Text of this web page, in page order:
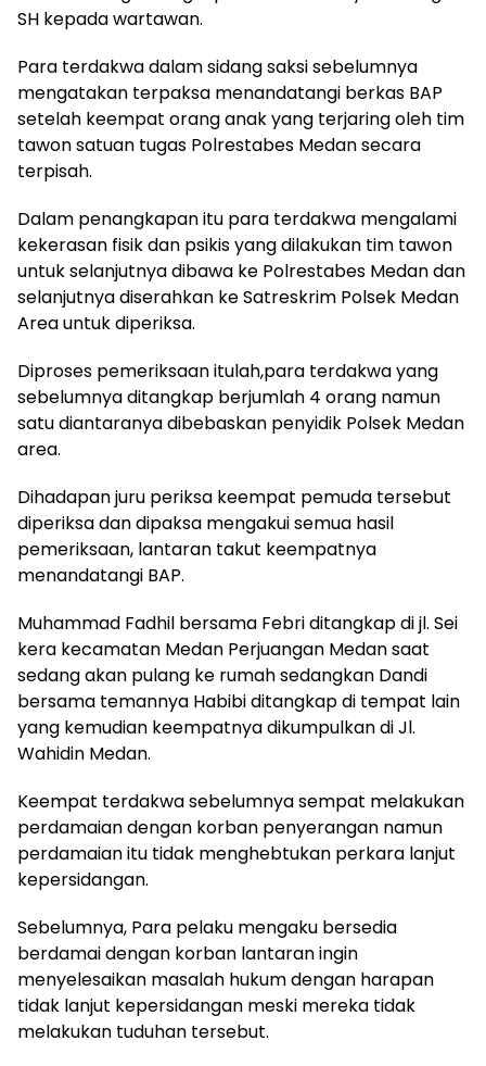
SH kepada wartawan.
Para terdakwa dalam sidang saksi sebelumnya
mengatakan terpaksa menandatangi berkas BAP
setelah keempat orang anak yang terjaring oleh tim
tawon satuan tugas Polrestabes Medan secara
terpisah.
Dalam penangkapan itu para terdakwa mengalami
kekerasan fisik dan psikis yang dilakukan tim tawon
untuk selanjutnya dibawa ke Polrestabes Medan dan
selanjutnya diserahkan ke Satreskrim Polsek Medan
Area untuk diperiksa.
Diproses pemeriksaan itulah,para terdakwa yang
sebelumnya ditangkap berjumlah 4 orang namun
satu diantaranya dibebaskan penyidik Polsek Medan
area.
Dihadapan juru periksa keempat pemuda tersebut
diperiksa dan dipaksa mengakui semua hasil
pemeriksaan, lantaran takut keempatnya
menandatangi BAP.
Muhammad Fadhil bersama Febri ditangkap di jl. Sei
kera kecamatan Medan Perjuangan Medan saat
sedang akan pulang ke rumah sedangkan Dandi
bersama temannya Habibi ditangkap di tempat lain
yang kemudian keempatnya dikumpulkan di Jl.
Wahidin Medan.
Keempat terdakwa sebelumnya sempat melakukan
perdamaian dengan korban penyerangan namun
perdamaian itu tidak menghebtukan perkara lanjut
kepersidangan.
Sebelumnya, Para pelaku mengaku bersedia
berdamai dengan korban lantaran ingin
menyelesaikan masalah hukum dengan harapan
tidak lanjut kepersidangan meski mereka tidak
melakukan tuduhan tersebut.